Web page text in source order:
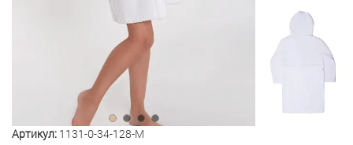
Артикул: 1131-0-34-128-M